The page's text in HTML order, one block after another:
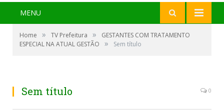
MENU
Home » TV Prefeitura »
GESTANTES COM TRATAMENTO
ESPECIAL NA ATUAL GESTÃO
» Sem título
Sem título 0